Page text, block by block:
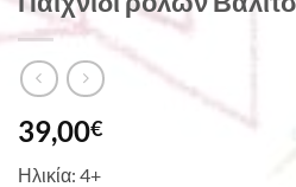
39,00€
Ηλικία: 4+